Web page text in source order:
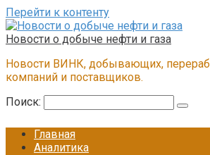
Перейти к контенту
Новости о добыче нефти и газа
Новости ВИНК, добывающих,
компаний и поставщиков.
Поиск:
Главная
Аналитика